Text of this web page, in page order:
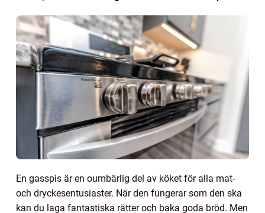
En gasspis är en oumbärlig del av köket för alla mat-
och dryckesentusiaster. När den fungerar som den ska
kan du laga fantastiska rätter och baka goda bröd. Men